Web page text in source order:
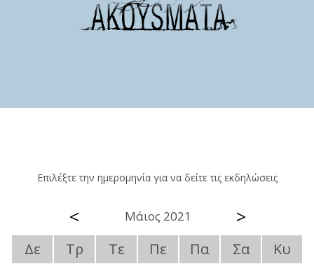
Επιλέξτε την ημερομηνία για να δείτε τις εκδηλώσεις
< Μάιος 2021 >
Δε Τρ Τε Πε Πα Σα
Κυ